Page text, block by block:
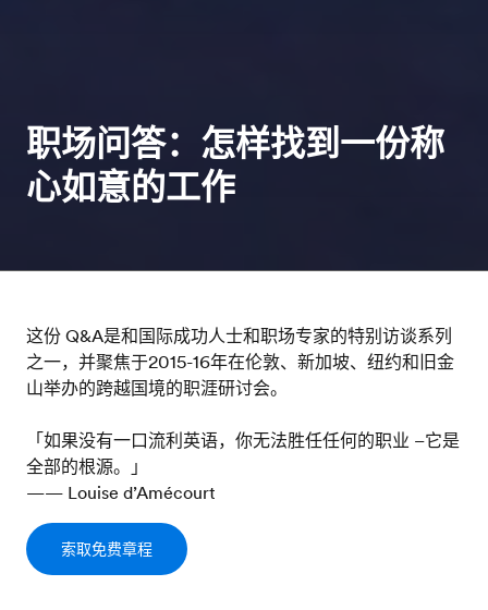
职场问答：怎样找到一份称
心如意的工作
这份 Q&A是和国际成功人士和职场专家的特别访谈系列
之一，并聚焦于2015-16年在伦敦、新加坡、纽约和旧金
山举办的跨越国境的职涯研讨会。
「如果没有一口流利英语，你无法胜任任何的职业 –它是
全部的根源。」
—— Louise d’Amécourt
索取免费章程